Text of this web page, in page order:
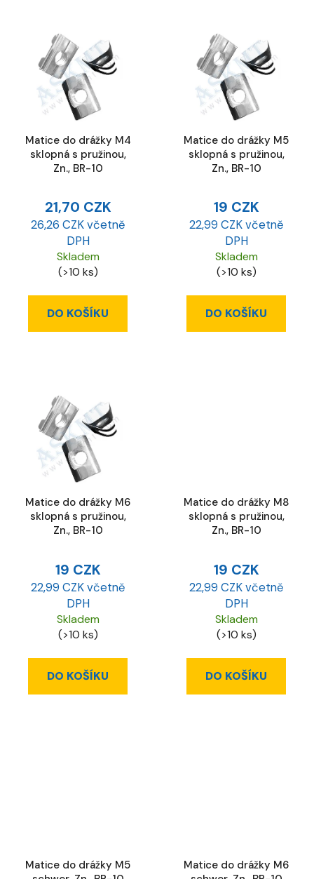
Matice do drážky M4
sklopná s pružinou,
Zn., BR-10
21,70 CZK
26,26 CZK včetně
DPH
Skladem
(>10 ks)
DO KOŠÍKU
Matice do drážky M5
sklopná s pružinou,
Zn., BR-10
19 CZK
22,99 CZK včetně
DPH
Skladem
(>10 ks)
DO KOŠÍKU
Matice do drážky M6
sklopná s pružinou,
Zn., BR-10
19 CZK
22,99 CZK včetně
DPH
Skladem
(>10 ks)
DO KOŠÍKU
Matice do drážky M8
sklopná s pružinou,
Zn., BR-10
19 CZK
22,99 CZK včetně
DPH
Skladem
(>10 ks)
DO KOŠÍKU
Matice do drážky M5
Matice do drážky M6